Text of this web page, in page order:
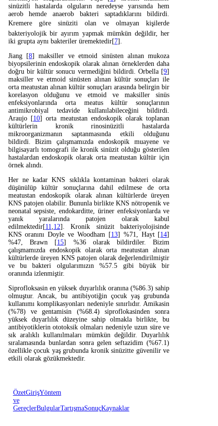
sinüzitli hastalarda olguların neredeyse yarısında hem
aerob hemde anaerob bakteri saptadıklarını bildirdi.
Kremere göre sinüziti olan ve olmayan kişilerde
bakteriyolojik bir ayırım yapmak mümkün değildir, her
iki grupta aynı bakteriler üremektedir[7].
Jiang [8] maksiller ve etmoid sinüsten alınan mukoza
biyopsilerinin endoskopik olarak alınan örneklerden daha
doğru bir kültür sonucu vermediğini bildirdi. Orbella [9]
maksiller ve etmoid sinüsten alınan kültür sonuçları ile
orta meatustan alınan kültür sonuçları arasında belirgin bir
korelasyon olduğunu ve etmoid ve maksiller sinüs
enfeksiyonlarında orta meatus kültür sonuçlarının
antimikrobiyal tedavide kullanılabileceğini bildirdi.
Araujo [10] orta meatustan endoskopik olarak toplanan
kültürlerin kronik rinosinüzitli hastalarda
mikroorganizmanın saptanmasında etkili olduğunu
bildirdi. Bizim çalışmamızda endoskopik muayene ve
bilgisayarlı tomografi ile kronik sinüzit olduğu gösterilen
hastalardan endoskopik olarak orta meatustan kültür için
örnek alındı.
Her ne kadar KNS sıklıkla kontaminan bakteri olarak
düşünülüp kültür sonuçlarına dahil edilmese de orta
meatustan endoskopik olarak alınan kültürlerde üreyen
KNS patojen olabilir. Bununla birlikte KNS nötropenik ve
neonatal sepsiste, endokarditte, üriner enfeksiyonlarda ve
yanık yaralarında patojen olarak kabul
edilmektedir[11 12]. Kronik sinüzit bakteriyolojisinde
KNS oranını Doyle ve Woodham [13] %71, Hayt [14]
%47, Brawn [15] %36 olarak bildirdiler. Bizim
çalışmamızda endoskopik olarak orta meatustan alınan
kültürlerde üreyen KNS patojen olarak değerlendirilmiştir
ve bu bakteri olgularımızın %57.5 gibi büyük bir
oranında izlenmiştir.
Siprofloksasin en yüksek duyarlılık oranına (%86.3) sahip
olmuştur. Ancak, bu antibiyotiğin çocuk yaş grubunda
kullanımı komplikasyonları nedeniyle sınırlıdır. Amikasin
(%78) ve gentamisin (%68.4) siproflokasinden sonra
yüksek duyarlılık düzeyine sahip olmakla birlikte, bu
antibiyotiklerin ototoksik olmaları nedeniyle uzun süre ve
sık aralıklı kullanılmaları mümkün değildir. Duyarlılık
sıralamasında bunlardan sonra gelen seftazidim (%67.1)
özellikle çocuk yaş grubunda kronik sinüzitte güvenilir ve
etkili olarak gözükmektedir.
ÖzetGirişYöntem
ve
GereçlerBulgularTartışmaSonuçKaynaklar